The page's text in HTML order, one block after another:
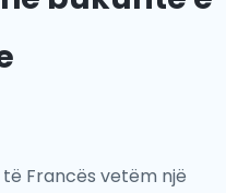
reflektojnë pozicionin
një lojtar kyç
dhe vazhdon të jetë
dhe diplomacinë.
Francës vetëm një